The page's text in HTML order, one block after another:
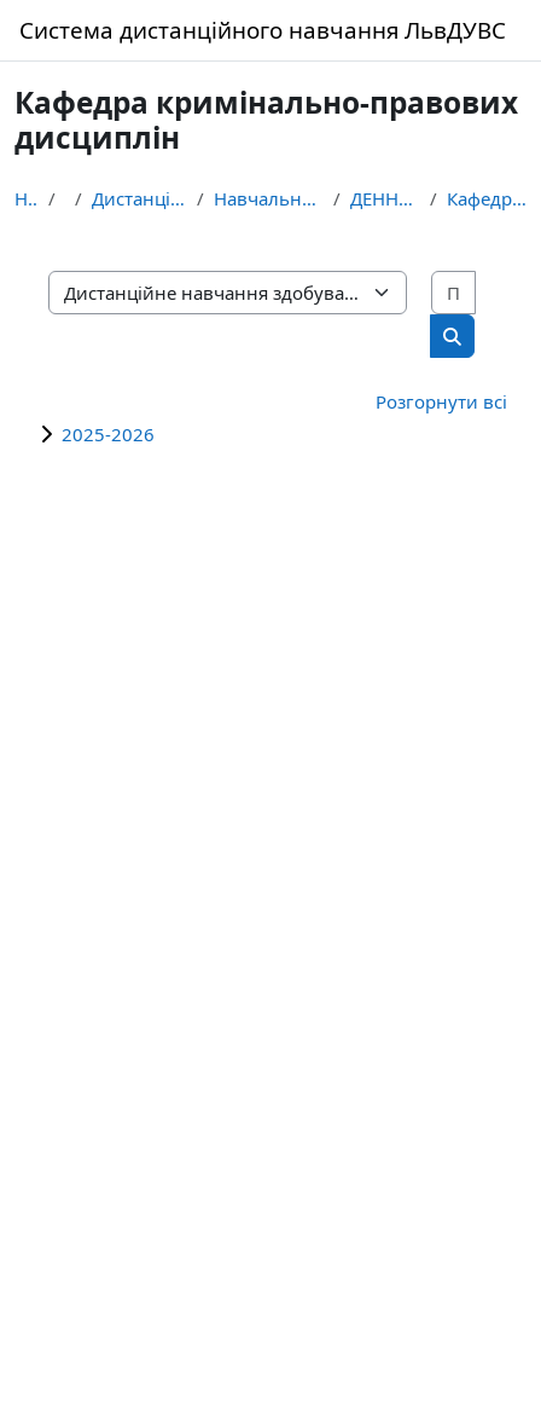
Система дистанційного навчання ЛьвДУВС
Кафедра кримінально-правових
дисциплін
На головну Курси Дистанційне навчання здобувачів освіти ЛьвДУВС Навчально-науковий інститут права та правоохоронно... ДЕННА ФОРМА НАВЧАННЯ 081 ПРАВО Кафедра кримінально-правових дисциплін
Категорії курсів
Пошук
Розгорнути всі
2025-2026